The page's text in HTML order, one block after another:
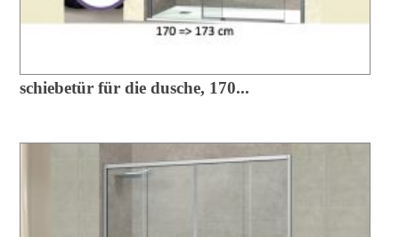
schiebetür für die dusche, 170...